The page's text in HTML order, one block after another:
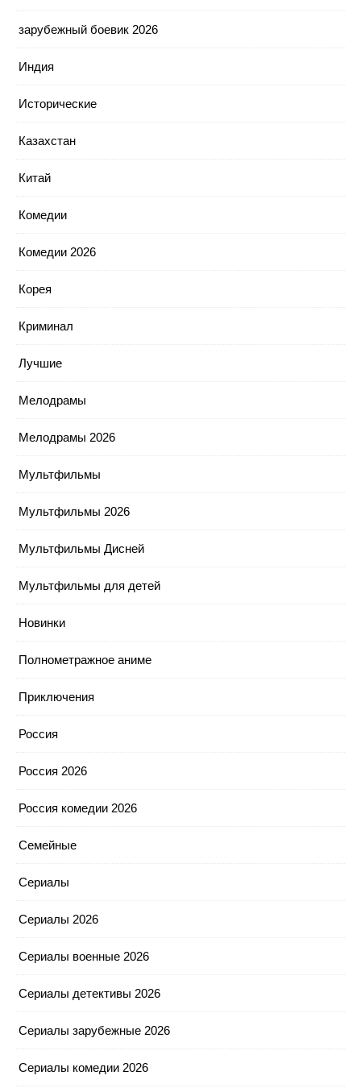
зарубежный боевик 2026
Индия
Исторические
Казахстан
Китай
Комедии
Комедии 2026
Корея
Криминал
Лучшие
Мелодрамы
Мелодрамы 2026
Мультфильмы
Мультфильмы 2026
Мультфильмы Дисней
Мультфильмы для детей
Новинки
Полнометражное аниме
Приключения
Россия
Россия 2026
Россия комедии 2026
Семейные
Сериалы
Сериалы 2026
Сериалы военные 2026
Сериалы детективы 2026
Сериалы зарубежные 2026
Сериалы комедии 2026